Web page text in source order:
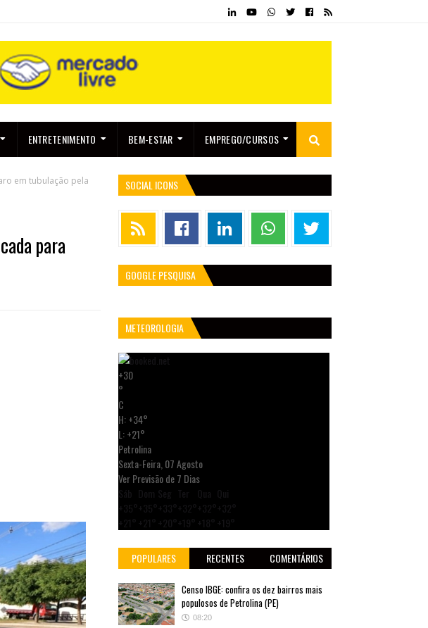
ENTRETENIMENTO BEM-ESTAR EMPREGO/CURSOS
em tubulação pela
para
SOCIAL ICONS
GOOGLE PESQUISA
METEOROLOGIA
+30
°
C
H:+34°
L:+21°
Petrolina
Sexta-Feira, 07 Agosto
Ver Previsão de 7 Dias
POPULARES RECENTES COMENTÁRIOS
Censo IBGE: confira os dez bairros mais
populosos de Petrolina (PE)
08:20